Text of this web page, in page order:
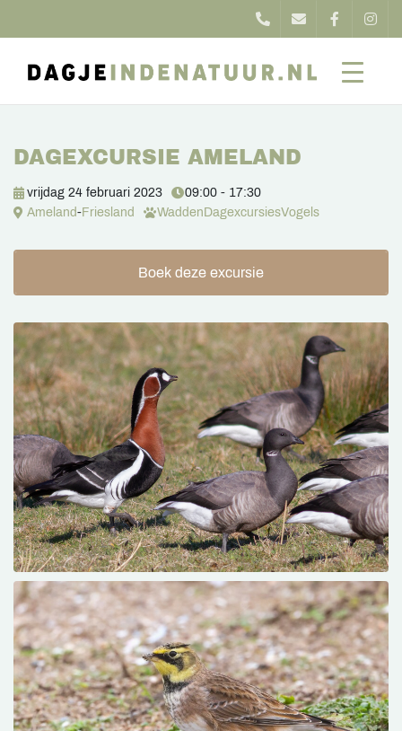
DAGEXCURSIE AMELAND
vrijdag 24 februari 2023
09:00 - 17:30
Ameland-Friesland Wadden DagexcursiesVogels
Boek deze excursie